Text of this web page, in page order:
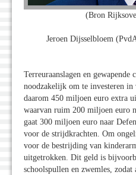
(Bron
Jeroen Dijsselbloem
Terreuraanslagen en gewapende
noodzakelijk om te investeren
daarom 450 miljoen euro extra
waarvan ruim 200 miljoen euro
gaat 300 miljoen euro naar
voor de strijdkrachten. Om
voor de bestrijding van
uitgetrokken. Dit geld is
schoolspullen en zwemles,